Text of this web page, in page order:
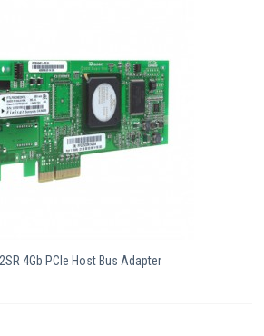
4Gb PCIe Host Bus Adapter